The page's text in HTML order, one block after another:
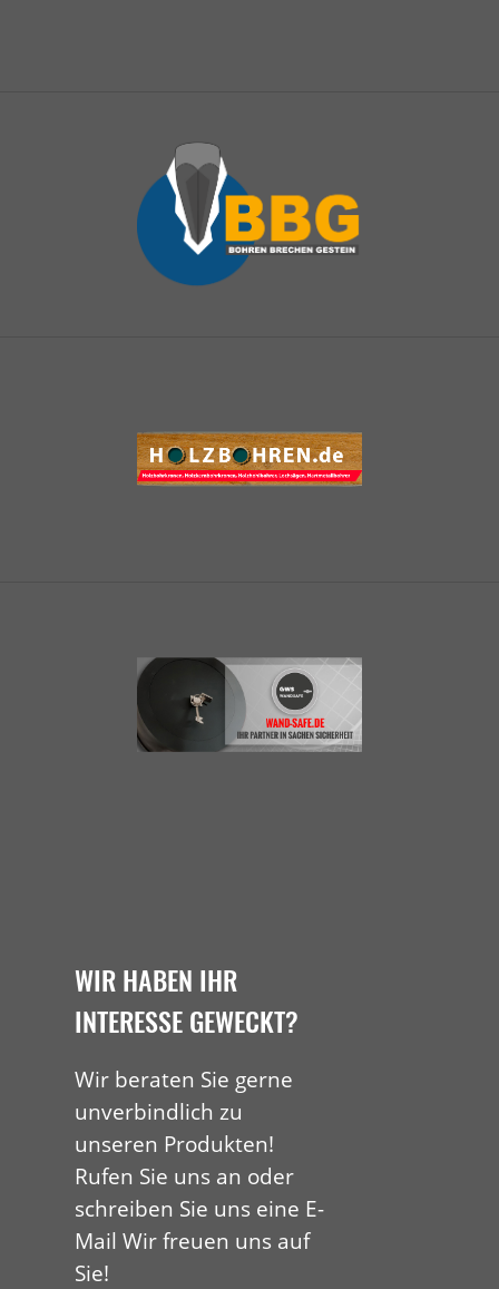
WIR HABEN IHR
INTERESSE GEWECKT?
Wir beraten Sie gerne
unverbindlich zu
unseren Produkten!
Rufen Sie uns an oder
schreiben Sie uns eine E-
Mail Wir freuen uns auf
Sie!